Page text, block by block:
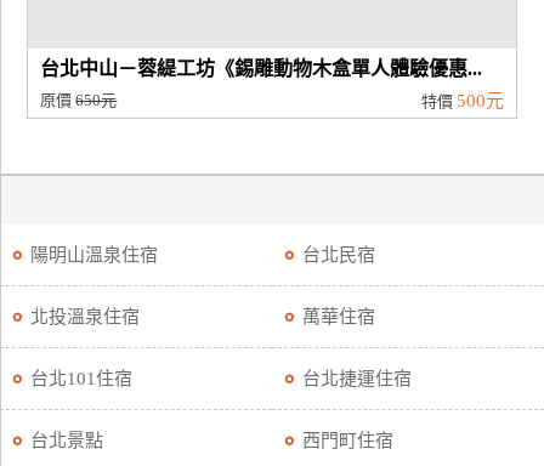
台北中山－蓉緹工坊《錫雕動物木盒單人體驗優惠...
原價650元 特價 500元
陽明山溫泉住宿 台北民宿
北投溫泉住宿 萬華住宿
台北101住宿 台北捷運住宿
台北景點 西門町住宿